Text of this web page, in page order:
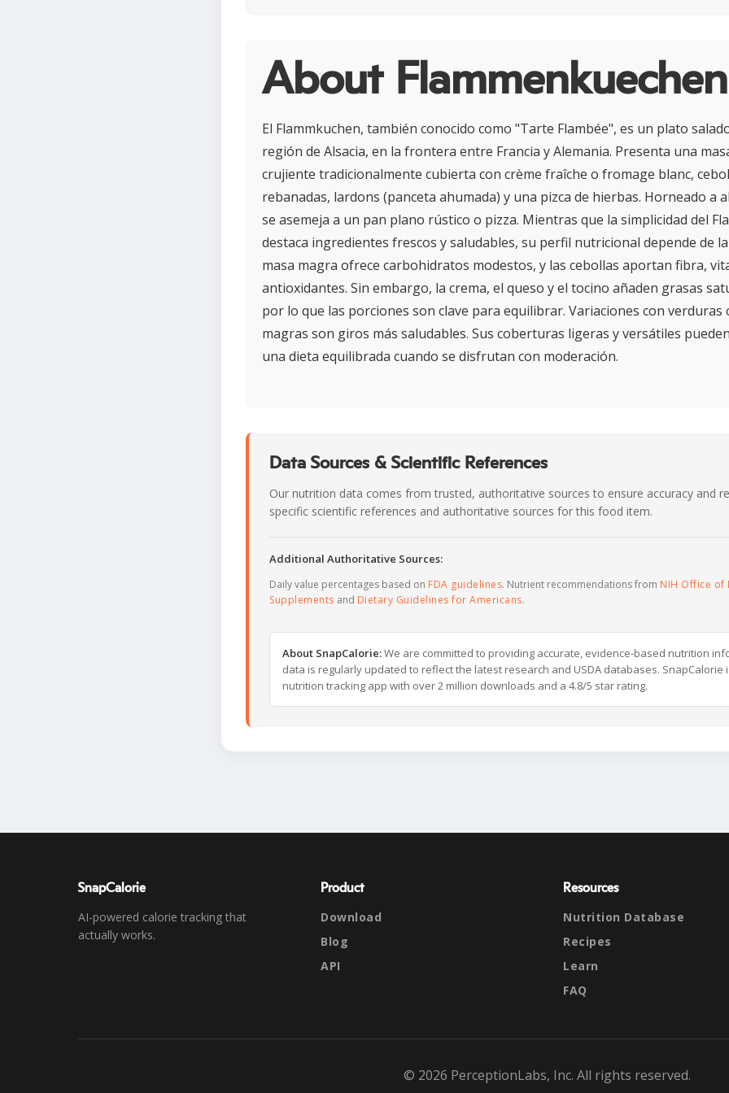
About Flammenkuechen
El Flammkuchen, también conocido como "Tarte Flambée", es un plato
región de Alsacia, en la frontera entre Francia y Alemania. Presenta una
crujiente tradicionalmente cubierta con crème fraîche o fromage blanc,
rebanadas, lardons (panceta ahumada) y una pizca de hierbas. Horneado a
se asemeja a un pan plano rústico o pizza. Mientras que la simplicidad del
destaca ingredientes frescos y saludables, su perfil nutricional depende de
masa magra ofrece carbohidratos modestos, y las cebollas aportan fibra,
antioxidantes. Sin embargo, la crema, el queso y el tocino añaden grasas
por lo que las porciones son clave para equilibrar. Variaciones con
magras son giros más saludables. Sus coberturas ligeras y versátiles
una dieta equilibrada cuando se disfrutan con moderación.
Data Sources & Scientific References
Our nutrition data comes from trusted, authoritative sources to ensure accuracy and
specific scientific references and authoritative sources for this food item.
Additional Authoritative Sources:
Daily value percentages based on FDA guidelines. Nutrient recommendations from NIH Office of
Supplements and Dietary Guidelines for Americans.
About SnapCalorie:We are committed to providing accurate, evidence-based nutrition
data is regularly updated to reflect the latest research and USDA databases. SnapCalorie
nutrition tracking app with over 2 million downloads and a 4.8/5 star rating.
SnapCalorie
AI-powered calorie tracking that
actually works.
Product
Download
Blog
API
Resources
Nutrition Database
Recipes
Learn
FAQ
© 2026 PerceptionLabs, Inc. All rights reserved.